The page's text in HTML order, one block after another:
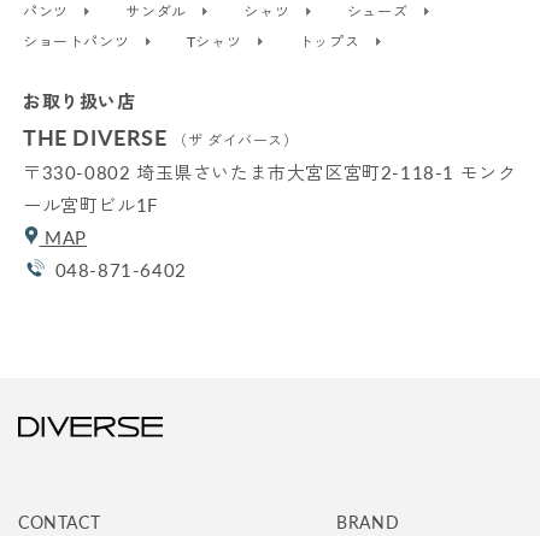
パンツ
サンダル シャツ
シューズ
ショートパンツ
Tシャツ トップス
お取り扱い店
THE DIVERSE （ザ ダイバース）
〒330-0802 埼玉県さいたま市大宮区宮町2-118-1 モンク
ール宮町ビル1F
MAP
048-871-6402
CONTACT BRAND